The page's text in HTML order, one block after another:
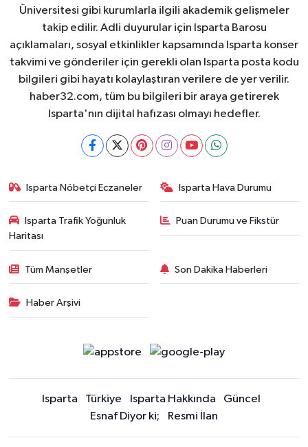
Üniversitesi gibi kurumlarla ilgili akademik gelişmeler
takip edilir. Adli duyurular için Isparta Barosu
açıklamaları, sosyal etkinlikler kapsamında Isparta konser
takvimi ve gönderiler için gerekli olan Isparta posta kodu
bilgileri gibi hayatı kolaylaştıran verilere de yer verilir.
haber32.com, tüm bu bilgileri bir araya getirerek
Isparta'nın dijital hafızası olmayı hedefler.
Isparta Nöbetçi Eczaneler Isparta Hava Durumu
Isparta Trafik Yoğunluk
Haritası
Puan Durumu ve Fikstür
Tüm Manşetler Son Dakika Haberleri
Haber Arşivi
Isparta Türkiye Isparta Hakkında
Güncel
Esnaf Diyor ki;
Resmi İlan